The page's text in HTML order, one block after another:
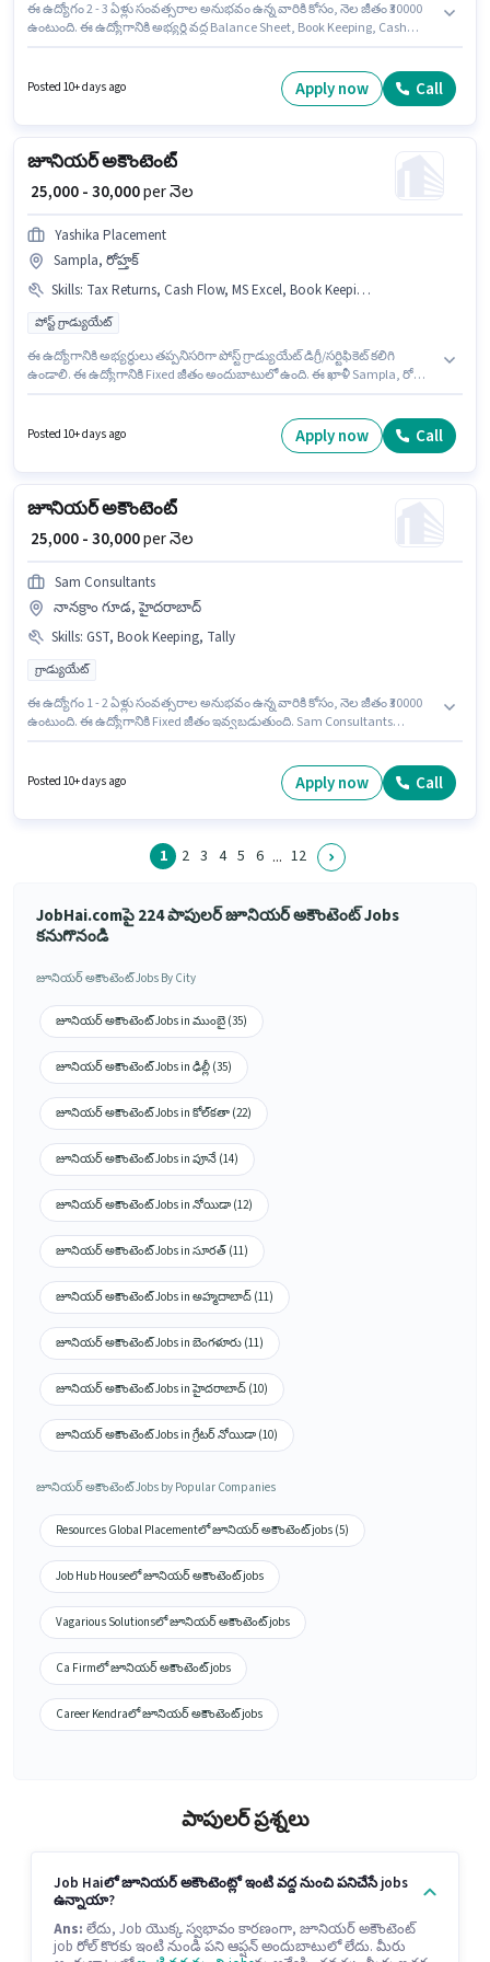
ఈ ఉద్యోగం 2 - 3 ఏళ్లు సంవత్సరాల అనుభవం ఉన్న వారికి కోసం, నెల జీతం ₹30000
ఉంటుంది. ఈ ఉద్యోగానికి అభ్యర్థి వద్ద Balance Sheet, Book Keeping, Cash
ఇవ్వబడుతుంది. CLOTHWARI PRINTING PRIVATE LIMITED లో అకౌంటెంట్
విభాగంలో జూనియర్ అకౌంటెంట్ గా చేరండి. ఈ ఉద్యోగానికి అభ్యర్థులు తప్పనిసరిగా
Posted 10+ days ago Apply now Call
జూనియర్ అకౌంటెంట్
₹ 25,000 - 30,000per నెల
Yashika Placement
Sampla, రోహ్తక్
Skills: Tax Returns, Cash Flow, MS Excel, Book Keeping, Tally, TDS, GST
పోస్ట్ గ్రాడ్యుయేట్
ఈ ఉద్యోగానికి అభ్యర్థులు తప్పనిసరిగా పోస్ట్ గ్రాడ్యుయేట్ డిగ్రీ/సర్టిఫికెట్ కలిగి
ఉండాలి. ఈ ఉద్యోగానికి Fixed జీతం అందుబాటులో ఉంది. ఈ ఖాళీ Sampla, రోహ్తక్
అనుకూలంగా ఉంటుంది. మీరు నెలకు ₹30000 వరకు సంపాదించవచ్చు. ఈ ఉద్యోగానికి
అభ్యర్థి వద్ద Book Keeping, Cash Flow, GST, MS Excel, Tally, Tax Returns,
Posted 10+ days ago Apply now Call
జూనియర్ అకౌంటెంట్
₹ 25,000 - 30,000per నెల
Sam Consultants
నానక్రాం గూడ, హైదరాబాద్
Skills: GST, Book Keeping, Tally
గ్రాడ్యుయేట్
ఈ ఉద్యోగం 1 - 2 ఏళ్లు సంవత్సరాల అనుభవం ఉన్న వారికి కోసం, నెల జీతం ₹30000
ఉంటుంది. ఈ ఉద్యోగానికి Fixed జీతం ఇవ్వబడుతుంది. Sam Consultants
Tally వంటి నైపుణ్యాలు ఉండాలి. ఈ ఉద్యోగం నానక్రాం గూడ, హైదరాబాద్ లో ఉంది.
దరఖాస్తుదారులు కనీసం గ్రాడ్యుయేట్ డిగ్రీ లేదా సర్టిఫికెట్ కలిగి ఉండాలి.
Posted 10+ days ago Apply now Call
1 2 3 4 5 6 ... 12
JobHai.comపై 224 పాపులర్ జూనియర్ అకౌంటెంట్ Jobs
కనుగొనండి
జూనియర్ అకౌంటెంట్ Jobs By City
జూనియర్ అకౌంటెంట్ Jobs in ముంబై (35)
జూనియర్ అకౌంటెంట్ Jobs in ఢిల్లీ (35)
జూనియర్ అకౌంటెంట్ Jobs in కోల్‌కతా (22)
జూనియర్ అకౌంటెంట్ Jobs in పూనే (14)
జూనియర్ అకౌంటెంట్ Jobs in నోయిడా (12)
జూనియర్ అకౌంటెంట్ Jobs in సూరత్ (11)
జూనియర్ అకౌంటెంట్ Jobs in అహ్మదాబాద్ (11)
జూనియర్ అకౌంటెంట్ Jobs in బెంగళూరు (11)
జూనియర్ అకౌంటెంట్ Jobs in హైదరాబాద్ (10)
జూనియర్ అకౌంటెంట్ Jobs in గ్రేటర్ నోయిడా (10)
జూనియర్ అకౌంటెంట్ Jobs by Popular Companies
Resources Global Placementలో జూనియర్ అకౌంటెంట్ jobs (5)
Job Hub Houseలో జూనియర్ అకౌంటెంట్ jobs
Vagarious Solutionsలో జూనియర్ అకౌంటెంట్ jobs
Ca Firmలో జూనియర్ అకౌంటెంట్ jobs
Career Kendraలో జూనియర్ అకౌంటెంట్ jobs
పాపులర్ ప్రశ్నలు
Job Haiలో జూనియర్ అకౌంటెంట్లో ఇంటి వద్ద నుంచి పనిచేసే jobs
ఉన్నాయా?
Ans: లేదు, Job యొక్క స్వభావం కారణంగా, జూనియర్ అకౌంటెంట్
job రోల్ కొరకు ఇంటి నుండి పని ఆప్షన్ అందుబాటులో లేదు. మీరు